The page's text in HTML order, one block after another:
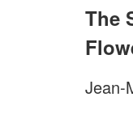
The
Jean-